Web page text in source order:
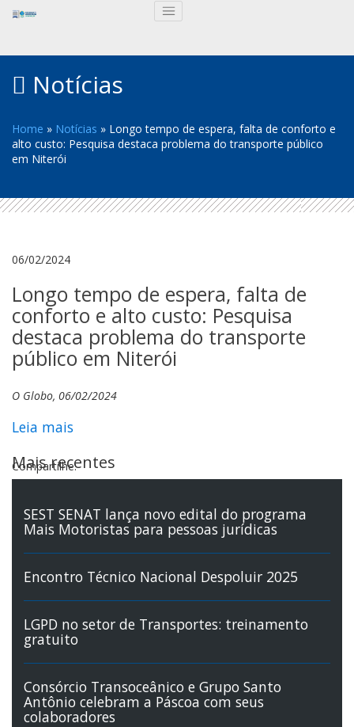
Notícias
Home » Notícias » Longo tempo de espera, falta de conforto e
alto custo: Pesquisa destaca problema do transporte público
em Niterói
06/02/2024
Longo tempo de espera, falta de
conforto e alto custo: Pesquisa
destaca problema do transporte
público em Niterói
O Globo, 06/02/2024
Leia mais
Compartilhe:
Mais recentes
SEST SENAT lança novo edital do programa
Mais Motoristas para pessoas jurídicas
Encontro Técnico Nacional Despoluir 2025
LGPD no setor de Transportes: treinamento
gratuito
Consórcio Transoceânico e Grupo Santo
Antônio celebram a Páscoa com seus
colaboradores